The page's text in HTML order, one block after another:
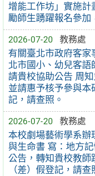
增能工作坊」實施
勵師生踴躍報名參加
2026-07-20 教務處
有關臺北市政府客
北市國小、幼兒客語
請貴校協助公告 周
並請惠予核予參與
記，請查照。
2026-07-20 教務處
本校劇場藝術學系
與生命書 寫：地方
公告，轉知貴校教
（差）假登記，請查